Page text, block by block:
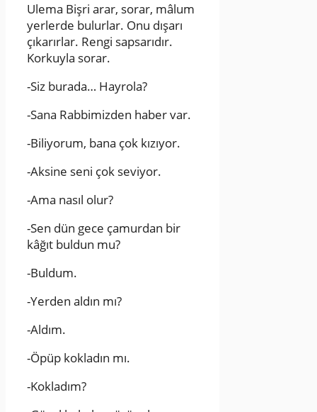
Ulema Bişri arar, sorar, mâlum
yerlerde bulurlar. Onu dışarı
çıkarırlar. Rengi sapsarıdır.
Korkuyla sorar.
-Siz burada… Hayrola?
-Sana Rabbimizden haber var.
-Biliyorum, bana çok kızıyor.
-Aksine seni çok seviyor.
-Ama nasıl olur?
-Sen dün gece çamurdan bir
kâğıt buldun mu?
-Buldum.
-Yerden aldın mı?
-Aldım.
-Öpüp kokladın mı.
-Kokladım?